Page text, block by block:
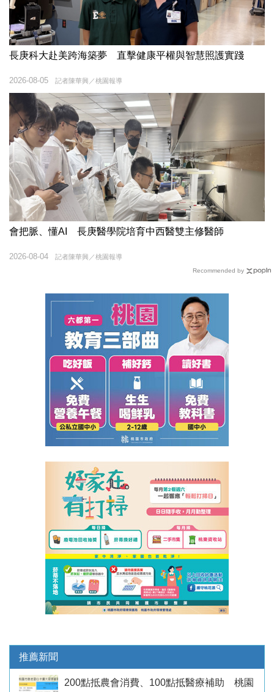
長庚科大赴美跨海築夢 直擊健康平權與智慧照護實踐
記者陳華興／桃園報導
2026-08-05
會把脈、懂AI 長庚醫學院培育中西醫雙主修醫師
記者陳華興／桃園報導
2026-08-04
Recommended by
推薦新聞
200點抵農會消費、100點抵醫療補助 桃園